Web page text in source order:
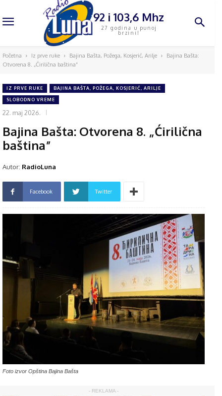
92 i 103,6 Mhz
27 godina u punoj
brzini!
Početna Iz prve ruke Bajina Bašta, Požega, Kosjerić, Arilje
Bajina Bašta:
Otvorena 8. „Ćirilična baština”
IZ PRVE RUKE BAJINA BAŠTA, POŽEGA, KOSJERIĆ, ARILJE
SLOBODNO VREME
22. maj 2026.
Bajina Bašta: Otvorena 8. „Ćirilična
baština”
Autor: RadioLuna
Facebook Twitter
Foto izvor Opština Bajina Bašta
- REKLAMA -